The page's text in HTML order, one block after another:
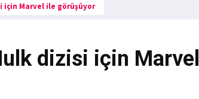
için Marvel ile görüşüyor
dizisi için Marvel